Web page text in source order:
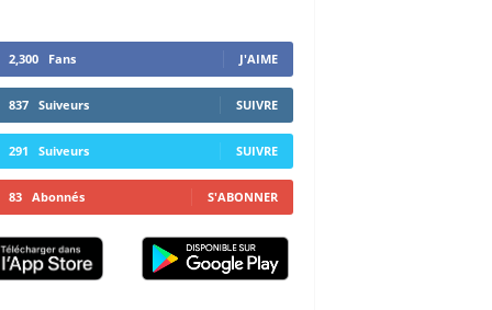
2,300 Fans J'AIME
837 Suiveurs SUIVRE
291 Suiveurs SUIVRE
83 Abonnés S'ABONNER